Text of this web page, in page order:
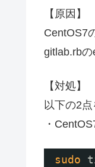
【原因】
CentOS7
gitlab.rbの
【対処】
以下の2
・
sudo